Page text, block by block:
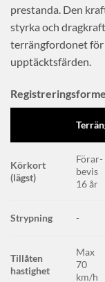
prestanda. Den
styrka och
terrängfordonet för
upptäcktsfärden.
Körkort
(lägst)
Förar-
bevis
16 år
Strypning -
Tillåten
hastighet
Max
70
km/h